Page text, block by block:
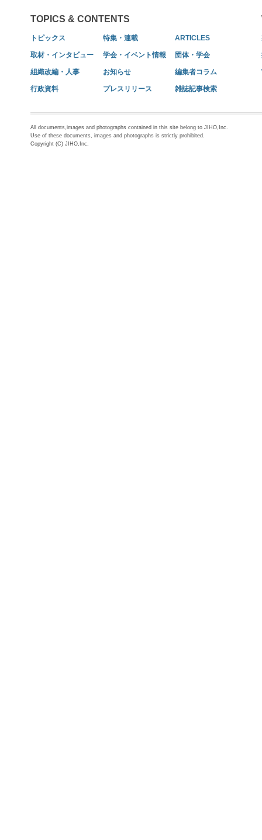
TOPICS & CONTENTS
トピックス 特集・連載 ARTICLES
取材・インタビュー 学会・イベント情報 団体・学会
組織改編・人事 お知らせ 編集者コラム
行政資料 プレスリリース 雑誌記事検索
All documents,images and photographs contained in this site belong to JIHO,Inc.
Use of these documents, images and photographs is strictly prohibited.
Copyright (C) JIHO,Inc.